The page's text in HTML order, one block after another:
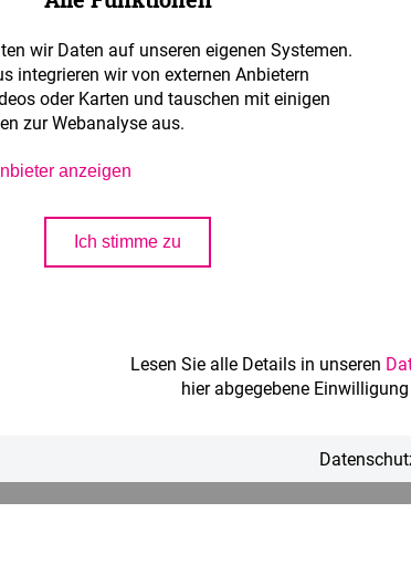
wir Daten auf unseren eigenen Systemen.
integrieren wir von externen Anbietern
oder Karten und tauschen mit einigen
zur Webanalyse aus.
Lesen Sie alle Details in unseren
hier abgegebene